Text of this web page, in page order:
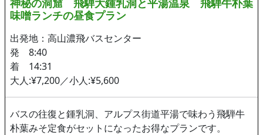
神秘の洞窟 飛騨大鍾乳洞と平湯温泉 飛騨牛朴葉
味噌ランチの昼食プラン
出発地：高山濃飛バスセンター
発 8:40
着 14:31
大人:¥7,200／小人:¥5,600
バスの往復と鍾乳洞、アルプス街道平湯で味わう飛騨牛
朴葉みそ定食がセットになったお得なプランです。